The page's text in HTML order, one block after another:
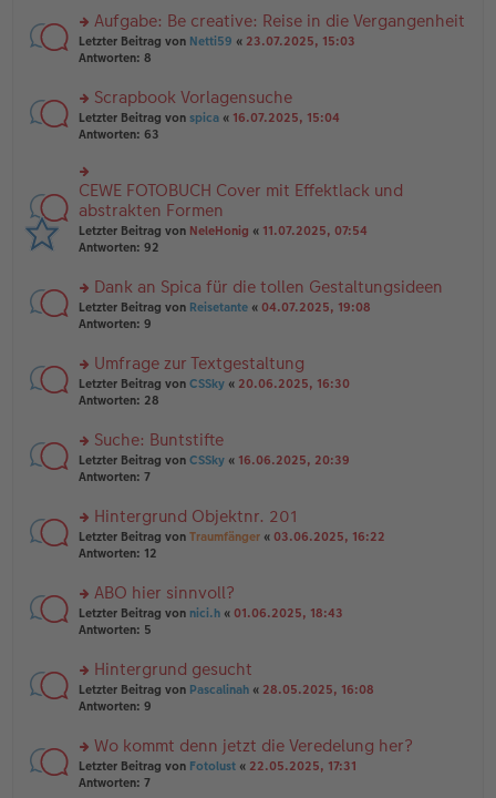
ger
B
ei
tr
g
el
es
e
B
ei
tr
g
rs
te
n
g
el
e
n
er
B
ei
tr
g
Aufgabe: Be creative: Reise in die Vergangenheit
Letzter Beitrag von Netti59 « 23.07.2025, 15:03
Antworten: 8
rs
te
u
n
g
el
es
e
er
B
ei
tr
g
Scrapbook Vorlagensuche
Letzter Beitrag von spica « 16.07.2025, 15:04
Antworten: 63
rs
te
r
u
n
el
es
e
B
ei
tr
g
CEWE FOTOBUCH Cover mit Effektlack und
abstrakten Formen
Letzter Beitrag von NeleHonig « 11.07.2025, 07:54
Antworten: 92
rs
te
n
g
el
e
n
er
tr
a
g
Dank an Spica für die tollen Gestaltungsideen
Letzter Beitrag von Reisetante « 04.07.2025, 19:08
Antworten: 9
rs
te
n
g
el
e
n
er
tr
a
g
Umfrage zur Textgestaltung
Letzter Beitrag von CSSky « 20.06.2025, 16:30
Antworten: 28
rs
te
n
g
el
e
n
er
tr
a
g
Suche: Buntstifte
Letzter Beitrag von CSSky « 16.06.2025, 20:39
Antworten: 7
rs
te
n
g
el
e
n
er
tr
a
g
Hintergrund Objektnr. 201
Letzter Beitrag von Traumfänger « 03.06.2025, 16:22
Antworten: 12
rs
te
n
g
el
e
n
er
ABO hier sinnvoll?
Letzter Beitrag von nici.h « 01.06.2025, 18:43
Antworten: 5
rs
te
n
g
el
Hintergrund gesucht
Letzter Beitrag von Pascalinah « 28.05.2025, 16:08
Antworten: 9
rs
te
Wo kommt denn jetzt die Veredelung her?
Letzter Beitrag von Fotolust « 22.05.2025, 17:31
Antworten: 7